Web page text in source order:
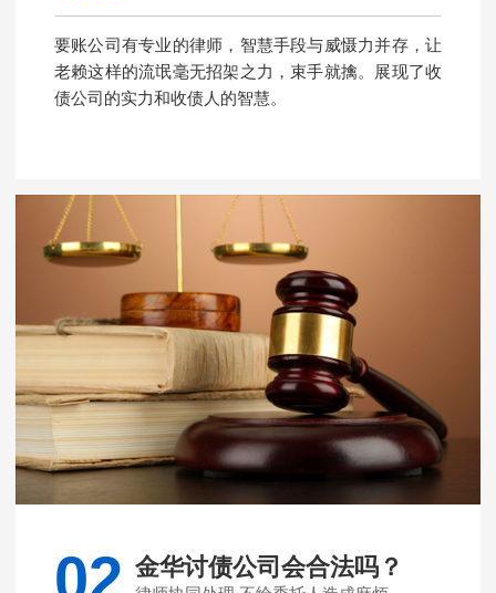
要账公司有专业的律师，智慧手段与威慑力并存，让
老赖这样的流氓毫无招架之力，束手就擒。展现了收
债公司的实力和收债人的智慧。
金华讨债公司会合法吗？